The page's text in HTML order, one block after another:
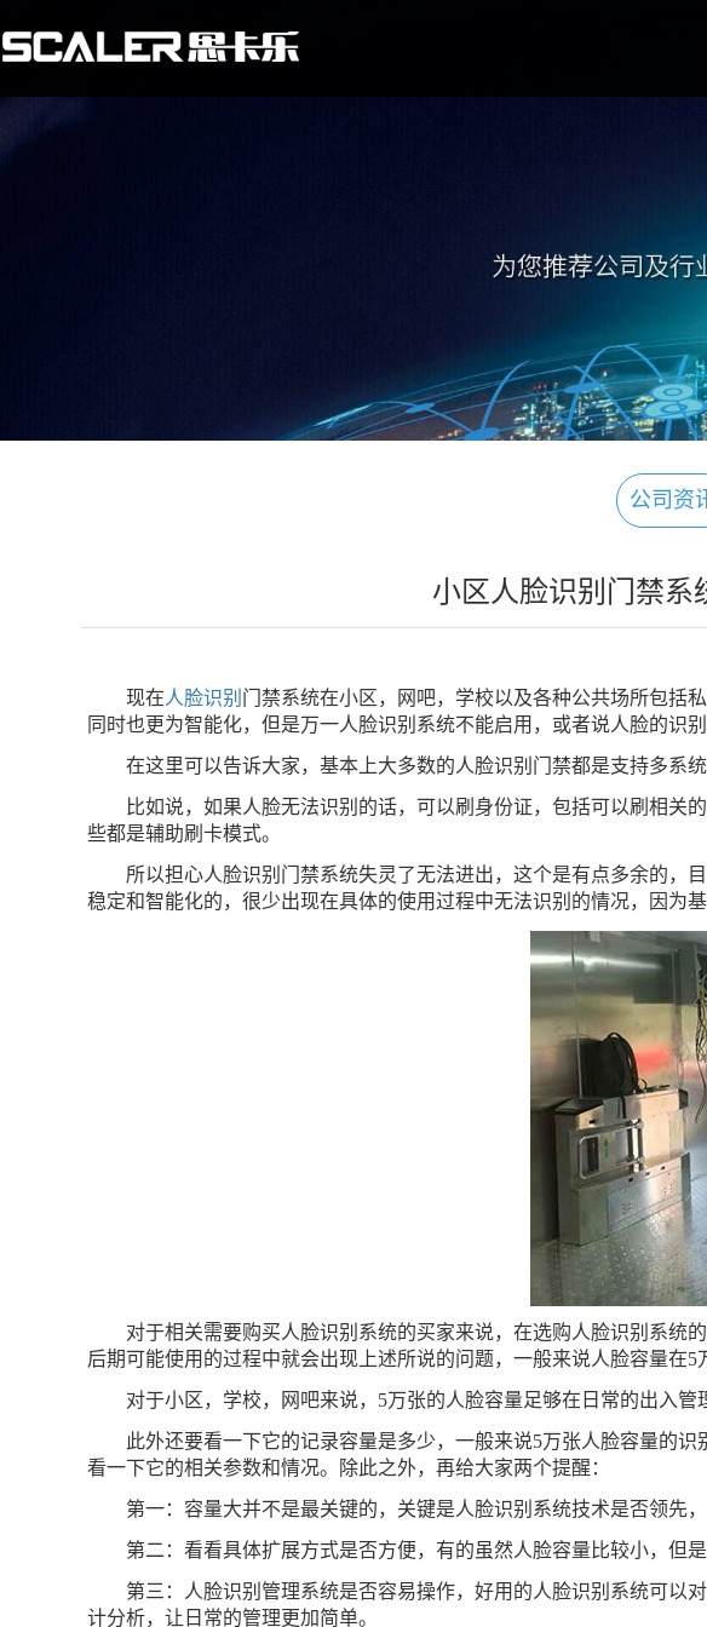
公司资
小区人脸识别门禁系
现在人脸识别 门禁系统在小区，网吧，学校以及各种公共场所包括
同时也更为智能化，但是万一人脸识别系统不能启用，或者说‍‍人脸的识
在这里可以告诉大家，‍‍基本上大多数的人脸识别门禁都是支持多系
比如说，‍‍如果人脸无法识别的话，可以刷身份证，包括可以刷相关
些都是辅助刷卡模式。
所以担心人脸识别门禁系统失灵了无法进出，这个是有点多余的，
稳定和智能化的，很少出现在具体的使用过程中无法识别的情况，‍‍因为
对于相关需要购买人脸识别系统的买家来说，在选购人脸识别系统
后期可能使用的过程中就会出现上述所说的问题，‍‍一般来说人脸容量在5
对于小区，学校，网吧来说，5万张的人脸容量足够在日常的‍‍出入
此外还要看一下它的记录容量是多少，一般来说5万张人脸容量的
看一下它的相关参数和情况。除此之外，再给大家两个提醒：
第一：容量大并不是最关键的，关键是人脸识别系统技术是否领先
第二：看看具体扩展方式是否方便，有的虽然人脸容量比较小，但
第三：人脸识别管理系统是否容易操作，好用的人脸识别系统可以
计分析，让日常的管理更加简单。